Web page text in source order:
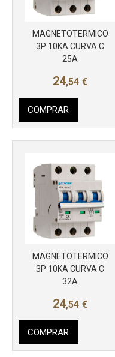
MAGNETOTERMICO
3P 10KA CURVA C
25A
24,54 €
COMPRAR
MAGNETOTERMICO
3P 10KA CURVA C
32A
24,54 €
COMPRAR
Más info
Más info